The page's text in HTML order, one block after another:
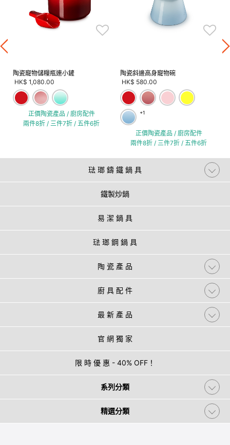
陶瓷寵物儲糧瓶連小鏟
HK$ 1,080.00
正價陶瓷產品 / 廚房配件
兩件8折 / 三件7折 / 五件6折
陶瓷斜邊高身寵物碗
HK$ 580.00
+1
正價陶瓷產品 / 廚房配件
兩件8折 / 三件7折 / 五件6折
琺 瑯 鑄 鐵 鍋 具
鐵製炒鍋
易 潔 鍋 具
琺 瑯 鋼 鍋 具
陶 瓷 產 品
廚 具 配 件
最 新 產 品
官 網 獨 家
限 時 優 惠 - 40% OFF！
系列分類
精選分類